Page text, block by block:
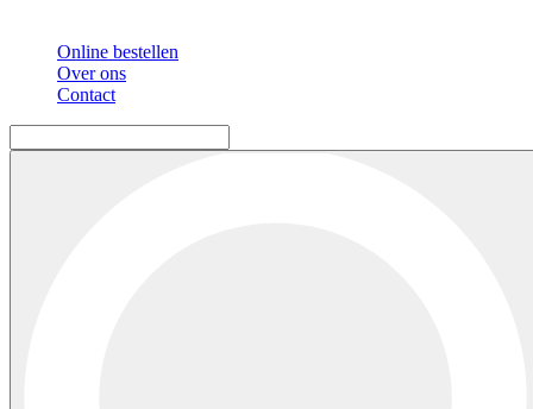
Online bestellen
Over ons
Contact